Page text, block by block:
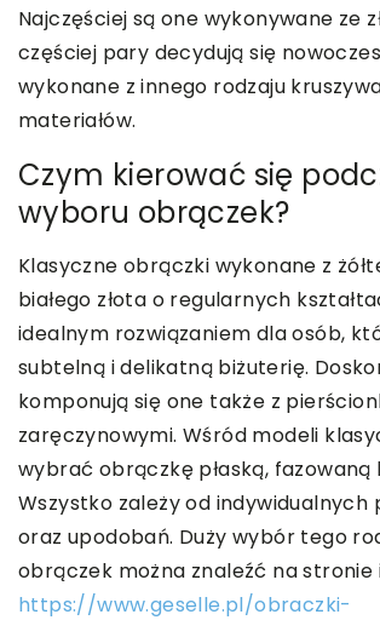
Najczęściej są one wykonywane ze
częściej pary decydują się
wykonane z innego rodzaju
materiałów.
Czym kierować się
wyboru obrączek?
Klasyczne obrączki wykonane z
białego złota o regularnych
idealnym rozwiązaniem dla osób,
subtelną i delikatną biżuterię.
komponują się one także z
zaręczynowymi. Wśród modeli
wybrać obrączkę płaską, fazowaną
Wszystko zależy od
oraz upodobań. Duży wybór tego
obrączek można znaleźć na
https://www.geselle.pl/obraczki-